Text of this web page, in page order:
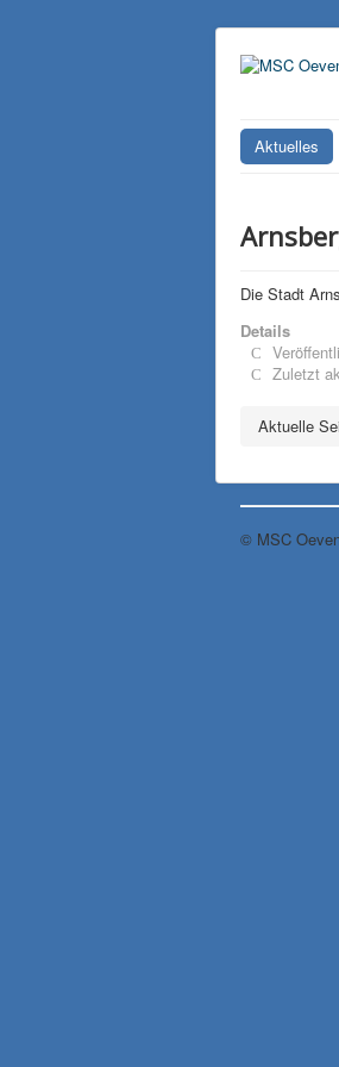
Aktuelles
Die Stadt
Details
Zuletzt
Aktuelle
© MSC